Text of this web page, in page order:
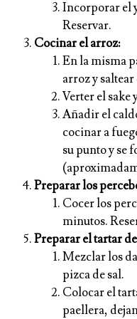
Incorporar el
Reservar.
Cocinar el arroz:
En la misma
arroz y
Verter el sake
Añadir el
cocinar a
su punto y se
Preparar los
Cocer los
minutos.
Preparar el tartar
Mezclar los
pizca de sal.
Colocar el
paellera,